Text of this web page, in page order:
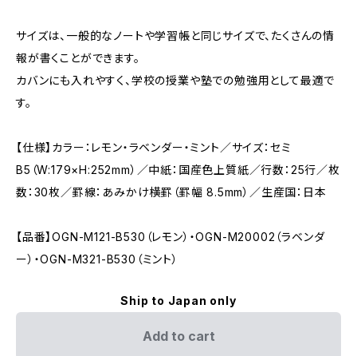
サイズは、一般的なノートや学習帳と同じサイズで、たくさんの情
報が書くことができます。
カバンにも入れやすく、学校の授業や塾での勉強用として最適で
す。
【仕様】カラー：レモン・ラベンダー・ミント／サイズ：セミ
B5（W:179×H:252mm）／中紙：国産色上質紙／行数：25行／枚
数：30枚／罫線：あみかけ横罫（罫幅 8.5mm）／生産国：日本
【品番】OGN-M121-B530（レモン）・OGN-M20002（ラベンダ
ー）・OGN-M321-B530（ミント）
Ship to Japan only
Add to cart